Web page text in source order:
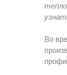
Во